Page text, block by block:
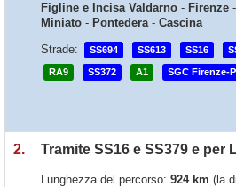
Figline e Incisa Valdarno - Firenze -
Miniato - Pontedera- Cascina
Strade:
SS694 SS613 SS16
RA9 SS372 A1 SGC Firenze-
2. Tramite SS16 e SS379 e per
Lunghezza del percorso: 924 km (la